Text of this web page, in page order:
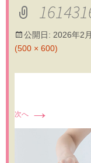
公開日: 2026年2
(500 × 600)
次へ →